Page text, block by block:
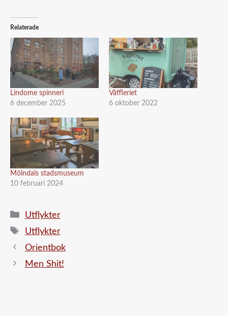
Relaterade
Lindome spinneri
6 december 2025
Våffleriet
6 oktober 2022
Mölndals stadsmuseum
10 februari 2024
Kategorier
Utflykter
Etiketter
Utflykter
Orientbok
Men Shit!